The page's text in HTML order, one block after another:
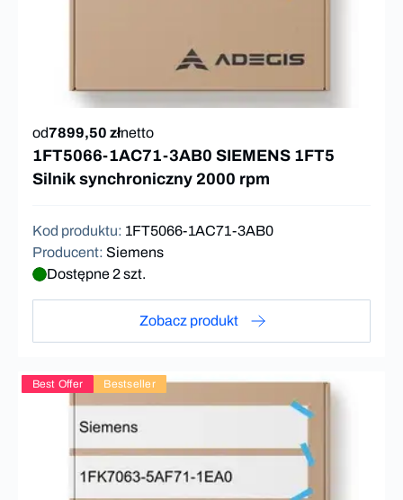
od7899,50 złnetto
1FT5066-1AC71-3AB0 SIEMENS 1FT5
Silnik synchroniczny 2000 rpm
Kod produktu: 1FT5066-1AC71-3AB0
Producent: Siemens
Dostępne 2 szt.
Zobacz produkt
Best Offer Bestseller